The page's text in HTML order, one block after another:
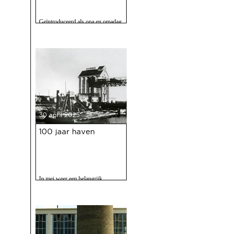
Geïntroduceerd als opa en omadag
30 april 2025
100 jaar haven
In mei weer een belangrijk
haven 100 jaar bestaat.